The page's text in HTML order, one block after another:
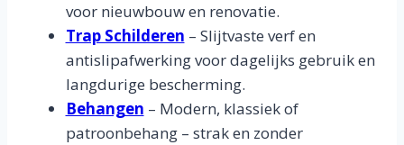
voor nieuwbouw en renovatie.
Trap Schilderen – Slijtvaste verf en
antislipafwerking voor dagelijks gebruik en
langdurige bescherming.
Behangen – Modern, klassiek of
patroonbehang – strak en zonder